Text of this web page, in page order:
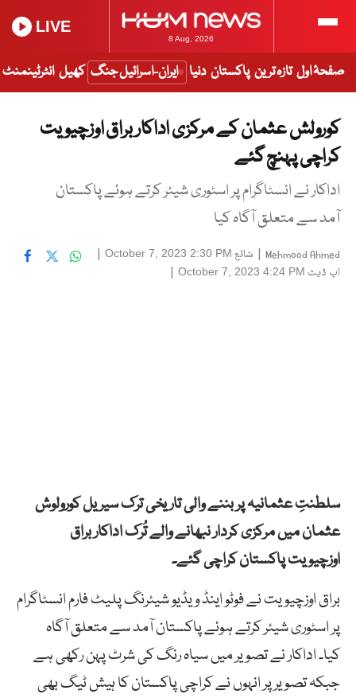
8 Aug, 2026
LIVE
صفحۂ اول تازہ ترین پاکستان دنیا ایران-اسرائیل جنگ کھیل انٹرٹینمنٹ
کورولش عثمان کے مرکزی اداکار براق اوزچیویت
کراچی پہنچ گئے
اداکار نے انسٹاگرام پر اسٹوری شیئر کرتے ہوئے پاکستان
آمد سے متعلق آگاہ کیا
Mehmood Ahmed
| شائع October 7, 2023 2:30 PM
|
اپ ڈیٹ October 7, 2023 4:24 PM
|
سلطنتِ عثمانیہ پر بننے والی تاریخی ترک سیریل کورولوش
عثمان میں مرکزی کردار نبھانے والے تُرک اداکار براق
اوزچیویت پاکستان کراچی گئے۔
براق اوزچیویت نے فوٹو اینڈ ویڈیو شیئرنگ پلیٹ فارم انسٹاگرام
پر اسٹوری شیئر کرتے ہوئے پاکستان آمد سے متعلق آگاہ
کیا۔ اداکار نے تصویر میں سیاہ رنگ کی شرٹ پہن رکھی ہے
جبکہ تصویر پر انہوں نے کراچی پاکستان کا ہیش ٹیگ بھی